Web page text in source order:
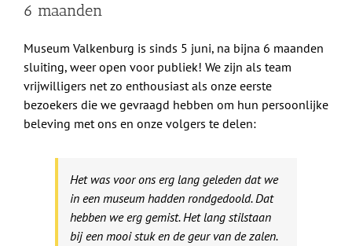
6 maanden
Museum Valkenburg is sinds 5 juni, na bijna 6 maanden
sluiting, weer open voor publiek! We zijn als team
vrijwilligers net zo enthousiast als onze eerste
bezoekers die we gevraagd hebben om hun persoonlijke
beleving met ons en onze volgers te delen:
Het was voor ons erg lang geleden dat we
in een museum hadden rondgedoold. Dat
hebben we erg gemist. Het lang stilstaan
bij een mooi stuk en de geur van de zalen.